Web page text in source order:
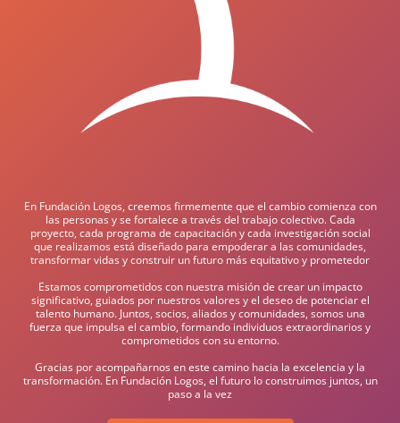
En Fundación Logos, creemos firmemente que el cambio comienza con
las personas y se fortalece a través del trabajo colectivo. Cada
proyecto, cada programa de capacitación y cada investigación social
que realizamos está diseñado para empoderar a las comunidades,
transformar vidas y construir un futuro más equitativo y prometedor
Estamos comprometidos con nuestra misión de crear un impacto
significativo, guiados por nuestros valores y el deseo de potenciar el
talento humano. Juntos, socios, aliados y comunidades, somos una
fuerza que impulsa el cambio, formando individuos extraordinarios y
comprometidos con su entorno.
Gracias por acompañarnos en este camino hacia la excelencia y la
transformación. En Fundación Logos, el futuro lo construimos juntos, un
paso a la vez